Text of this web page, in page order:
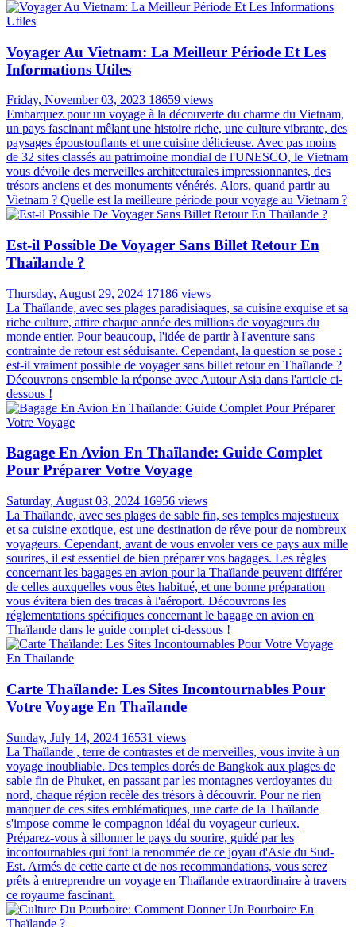
Voyager Au Vietnam: La Meilleur Période Et Les
Informations Utiles
Friday, November 03, 2023 18659 views
Embarquez pour un voyage à la découverte du charme du Vietnam,
un pays fascinant mêlant une histoire riche, une culture vibrante, des
paysages époustouflants et une cuisine délicieuse. Avec pas moins
de 32 sites classés au patrimoine mondial de l'UNESCO, le Vietnam
vous dévoile des merveilles architecturales impressionnantes, des
trésors anciens et des monuments vénérés. Alors, quand partir au
Vietnam ? Quelle est la meilleure période pour voyage au Vietnam ?
Est-il Possible De Voyager Sans Billet Retour En
Thaïlande ?
Thursday, August 29, 2024 17186 views
La Thaïlande, avec ses plages paradisiaques, sa cuisine exquise et sa
riche culture, attire chaque année des millions de voyageurs du
monde entier. Pour beaucoup, l'idée de partir à l'aventure sans
contrainte de retour est séduisante. Cependant, la question se pose :
est-il vraiment possible de voyager sans billet retour en Thaïlande ?
Découvrons ensemble la réponse avec Autour Asia dans l'article ci-
dessous !
Bagage En Avion En Thaïlande: Guide Complet
Pour Préparer Votre Voyage
Saturday, August 03, 2024 16956 views
La Thaïlande, avec ses plages de sable fin, ses temples majestueux
et sa cuisine exotique, est une destination de rêve pour de nombreux
voyageurs. Cependant, avant de vous envoler vers ce pays aux mille
sourires, il est essentiel de bien préparer vos bagages. Les règles
concernant les bagages en avion pour la Thaïlande peuvent différer
de celles auxquelles vous êtes habitué, et une bonne préparation
vous évitera bien des tracas à l'aéroport. Découvrons les
réglementations spécifiques concernant le bagage en avion en
Thaïlande dans le guide complet ci-dessous !
Carte Thaïlande: Les Sites Incontournables Pour
Votre Voyage En Thaïlande
Sunday, July 14, 2024 16531 views
La Thaïlande , terre de contrastes et de merveilles, vous invite à un
voyage inoubliable. Des temples dorés de Bangkok aux plages de
sable fin de Phuket, en passant par les montagnes verdoyantes du
nord, chaque région recèle des trésors à découvrir. Pour ne rien
manquer de ces sites emblématiques, une carte de la Thaïlande
s'impose comme le compagnon idéal du voyageur curieux.
Préparez-vous à sillonner le pays du sourire, guidé par les
incontournables qui font la renommée de ce joyau d'Asie du Sud-
Est. Armés de cette carte et de nos recommandations, vous serez
prêts à entreprendre un voyage en Thaïlande extraordinaire à travers
ce royaume fascinant.